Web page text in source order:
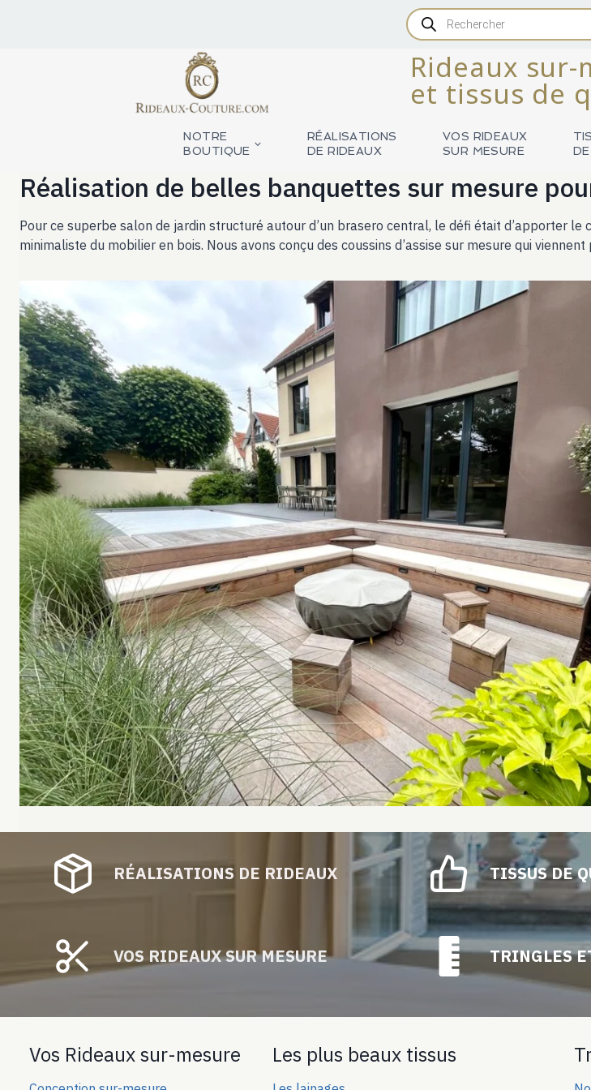
Recherche
de
produits
Rideaux sur-
et tissus de
NOTRE
BOUTIQUE
RÉALISATIONS
DE RIDEAUX
VOS RIDEAUX
SUR MESURE
Réalisation de belles banquettes sur mesure
Pour ce superbe salon de jardin structuré autour d’un brasero central, le défi était d’apporter
minimaliste du mobilier en bois. Nous avons conçu des coussins d’assise sur mesure qui
RÉALISATIONS DE RIDEAUX
VOS RIDEAUX SUR MESURE
TISSUS DE
TRINGLES
Vos Rideaux sur-mesure Les plus beaux tissus